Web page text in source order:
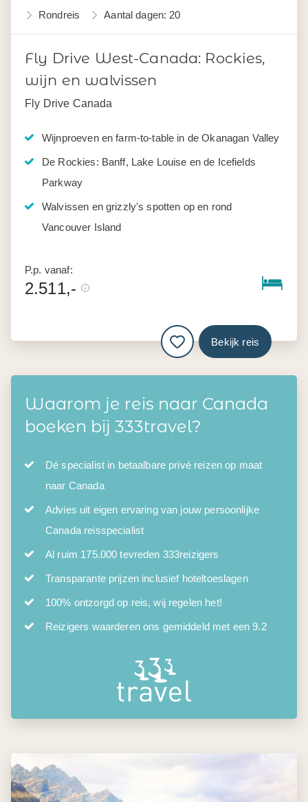
Rondreis Aantal dagen: 20
Fly Drive West-Canada: Rockies,
wijn en walvissen
Fly Drive Canada
Wijnproeven en farm-to-table in de Okanagan Valley
De Rockies: Banff, Lake Louise en de Icefields
Parkway
Walvissen en grizzly's spotten op en rond
Vancouver Island
P.p. vanaf:
2.511,-
Bekijk reis
Waarom je reis naar Canada
boeken bij 333travel?
Dé specialist in betaalbare privé reizen op maat
naar Canada
Advies uit eigen ervaring van jouw persoonlijke
Canada reisspecialist
Al ruim 175.000 tevreden 333reizigers
Transparante prijzen inclusief hoteltoeslagen
100% ontzorgd op reis, wij regelen het!
Reizigers waarderen ons gemiddeld met een 9.2